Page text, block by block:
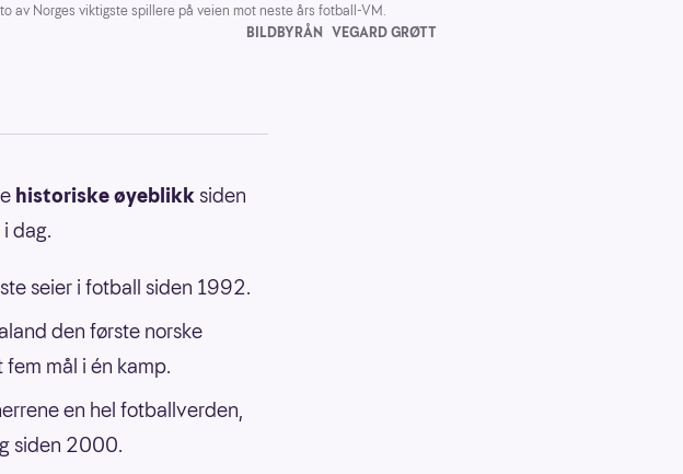
av Norges viktigste spillere på veien mot neste års fotball-VM.
BILDBYRÅN VEGARD GRØTT
historiske øyeblikk siden
dag.
seier i fotball siden 1992.
den første norske
mål i én kamp.
en hel fotballverden,
siden 2000.